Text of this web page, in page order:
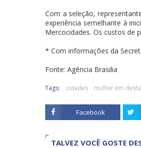
Com a seleção,
experiência semelhante à
Mercocidades. Os custos de
* Com informações da
Fonte: Agência Brasilia
Tags: cidades mulher em
Facebook
TALVEZ VOCÊ GOSTE